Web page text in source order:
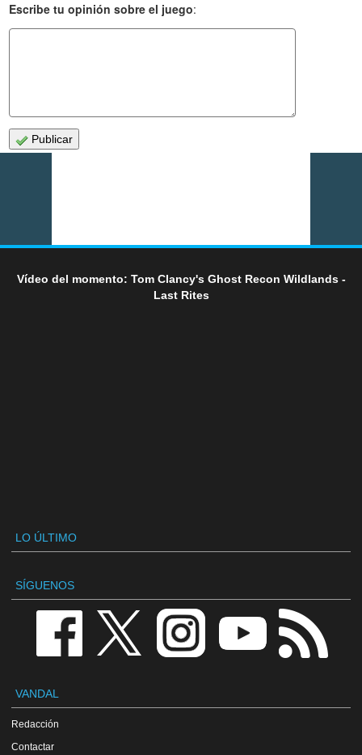
Escribe tu opinión sobre el juego:
Publicar
Vídeo del momento: Tom Clancy's Ghost Recon Wildlands -
Last Rites
LO ÚLTIMO
SÍGUENOS
VANDAL
Redacción
Contactar